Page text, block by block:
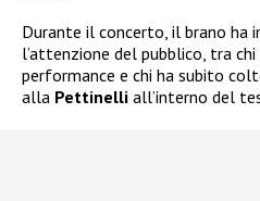
Durante il concerto, il brano
l’attenzione del pubblico, tra
performance e chi ha subito
alla Pettinelli all’interno del